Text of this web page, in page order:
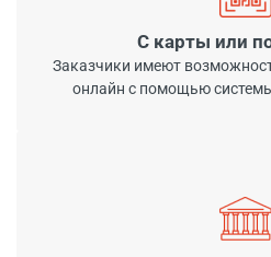
С карты или
Заказчики имеют
онлайн с помощью